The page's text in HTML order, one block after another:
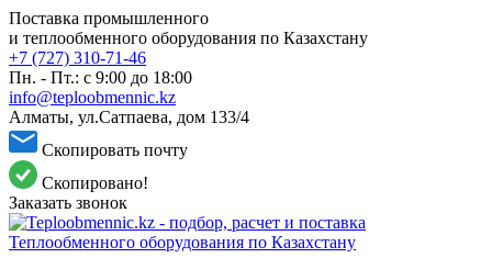
Поставка промышленного
и теплообменного оборудования по Казахстану
+7 (727) 310-71-46
Пн. - Пт.: с 9:00 до 18:00
info@teploobmennic.kz
Алматы, ул.Сатпаева, дом 133/4
Скопировать почту
Скопировано!
Заказать звонок